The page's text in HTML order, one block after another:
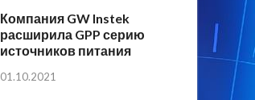
Компания GW Instek
расширила GPP серию
источников питания
01.10.2021